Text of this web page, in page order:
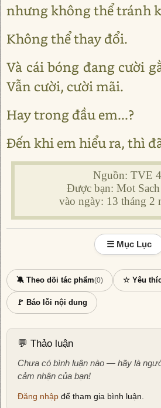
nhưng không thể tránh
Không thể thay đổi.
Và cái bóng đang cười
Vẫn cười, cười mãi.
Hay trong đầu em...?
Đến khi em hiểu ra, thì
Nguồn: TVE
Được bạn: Mot Sach
vào ngày: 13 tháng 2
☰ Mục Lục
🔕 Theo dõi tác phẩm(0) ☆ Yêu
🚩 Báo lỗi nội dung
💬 Thảo luận
Chưa có bình luận nào — hãy là
cảm nhận của bạn!
Đăng nhập để tham gia bình luận.